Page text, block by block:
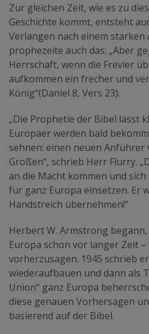
Zur gleichen Zeit, wie es zu
Geschichte kommt, entsteht
Verlangen nach einem starken
prophezeite auch das: „Aber
Herrschaft, wenn die Frevler
aufkommen ein frecher und
König“(Daniel 8, Vers 23).
„Die Prophetie der Bibel lässt
Europäer werden bald
sehnen: einen neuen Anführer
Großen“, schrieb Herr Flurry.
an die Macht kommen und
für ganz Europa einsetzen. Er
Handstreich übernehmen!“
Herbert W. Armstrong
Europa schon vor langer Zeit –
vorherzusagen. 1945 schrieb
wiederaufbauen und dann als
Union“ ganz Europa
diese genauen Vorhersagen
basierend auf der Bibel.